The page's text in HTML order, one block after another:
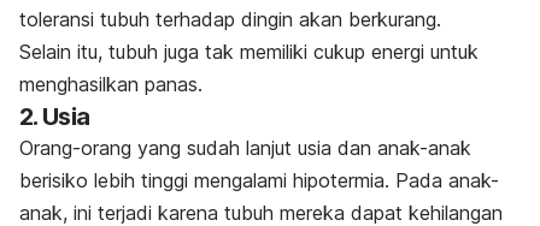
toleransi tubuh terhadap dingin akan berkurang.
Selain itu, tubuh juga tak memiliki cukup energi untuk
menghasilkan panas.
2. Usia
Orang-orang yang sudah lanjut usia dan anak-anak
berisiko lebih tinggi mengalami hipotermia. Pada anak-
anak, ini terjadi karena tubuh mereka dapat kehilangan